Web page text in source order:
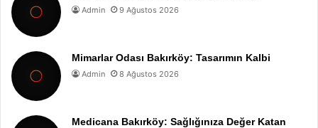
Admin 9 Ağustos 2026
Mimarlar Odası Bakırköy: Tasarımın Kalbi
Admin 8 Ağustos 2026
Medicana Bakırköy: Sağlığınıza Değer Katan